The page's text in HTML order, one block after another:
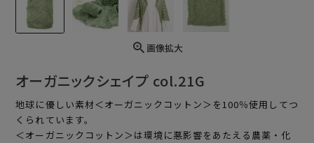
画像拡大
オーガニックシェイプ col.21G
地球に優しい素材＜オーガニックコットン＞を100％使用してつ
くられています。
＜オーガニックコットン＞は環境に悪影響をあたえる農薬・化